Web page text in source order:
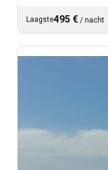
Laagste495 € / nacht